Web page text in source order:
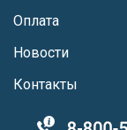
Оплата
Новости
Контакты